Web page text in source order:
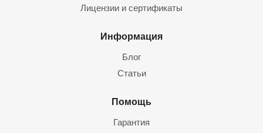
Лицензии и сертификаты
Информация
Блог
Статьи
Помощь
Гарантия